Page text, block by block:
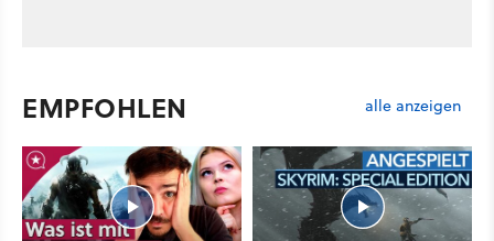
EMPFOHLEN alle anzeigen